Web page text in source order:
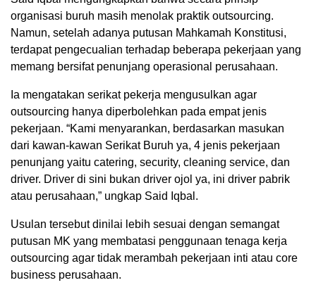
organisasi buruh masih menolak praktik outsourcing.
Namun, setelah adanya putusan Mahkamah Konstitusi,
terdapat pengecualian terhadap beberapa pekerjaan yang
memang bersifat penunjang operasional perusahaan.
Ia mengatakan serikat pekerja mengusulkan agar
outsourcing hanya diperbolehkan pada empat jenis
pekerjaan. “Kami menyarankan, berdasarkan masukan
dari kawan-kawan Serikat Buruh ya, 4 jenis pekerjaan
penunjang yaitu catering, security, cleaning service, dan
driver. Driver di sini bukan driver ojol ya, ini driver pabrik
atau perusahaan,” ungkap Said Iqbal.
Usulan tersebut dinilai lebih sesuai dengan semangat
putusan MK yang membatasi penggunaan tenaga kerja
outsourcing agar tidak merambah pekerjaan inti atau core
business perusahaan.